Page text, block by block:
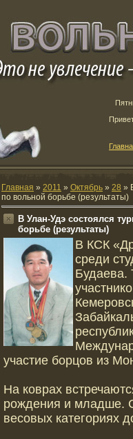
Главная » 2011 » Октябрь » 28 »
по вольной борьбе (результаты)
В Улан-Удэ состоялся
борьбе (результаты)
В КСК
среди
Будаева.
участие борцов из
На коврах
рождения и младше.
весовых категориях